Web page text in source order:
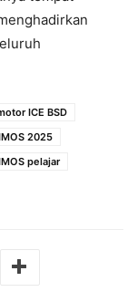
ICE BSD
2025
pelajar